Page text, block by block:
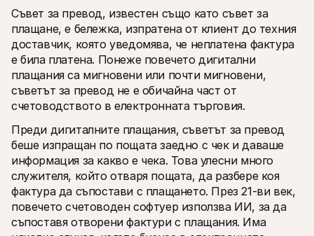
Технически ресурси
Портал за разработчици
Открийте ресурси за разработчици и актуализации
Библиотеки
Интегрирайте Mollie с готови библиотеки
Discord общност
Присъединете се към нашата общност за разработчици
Цени
За нас
Научете повече за нашата
история и ценности
Новини
Прочетете последните новини от
Mollie
Кариери
Елате да работите при нас –
наемаме!
Съвет за превод, известен също като съвет за
плащане, е бележка, изпратена от клиент до техния
доставчик, която уведомява, че неплатена фактура
е била платена. Понеже повечето дигитални
плащания са мигновени или почти мигновени,
съветът за превод не е обичайна част от
счетоводството в електронната търговия.
Преди дигиталните плащания, съветът за превод
беше изпращан по пощата заедно с чек и даваше
информация за какво е чека. Това улесни много
служителя, който отваря пощата, да разбере коя
фактура да съпостави с плащането. През 21-ви век,
повечето счетоводен софтуер използва ИИ, за да
съпоставя отворени фактури с плащания. Има